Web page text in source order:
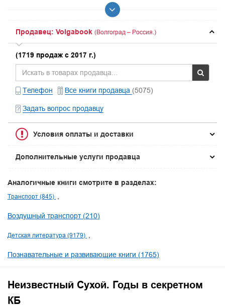
Продавец: Volgabook (Волгоград – Россия.)
(1719 продаж с 2017 г.)
Телефон Все книги продавца (5075)
Задать вопрос продавцу
Условия оплаты и доставки
Дополнительные услуги продавца
Аналогичные книги смотрите в разделах:
Транспорт (845)
Воздушный транспорт (210)
Детская литература (9179)
Познавательные и развивающие книги (1765)
Неизвестный Сухой. Годы в секретном
КБ